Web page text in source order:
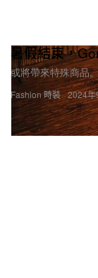
Fashion 時裝
暑假結束，
或將帶來特殊商品
2024